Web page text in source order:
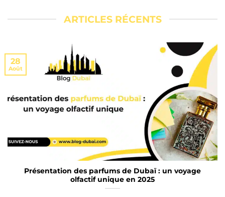
ARTICLES RÉCENTS
Présentation des parfums de Dubaï : un voyage
olfactif unique en 2025
28
Août